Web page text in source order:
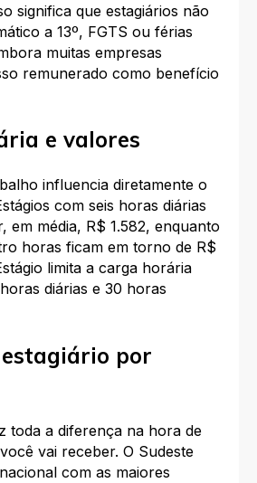
significa que estagiários não
a 13º, FGTS ou férias
muitas empresas
remunerado como benefício
e valores
influencia diretamente o
com seis horas diárias
em média, R$ 1.582, enquanto
horas ficam em torno de R$
limita a carga horária
diárias e 30 horas
por
toda a diferença na hora de
vai receber. O Sudeste
com as maiores